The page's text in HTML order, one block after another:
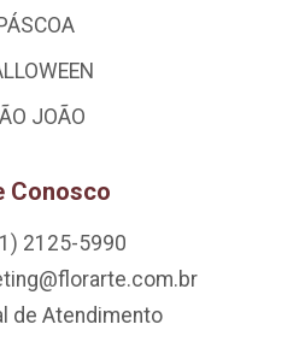
JOÃO
Conosco
2125-5990
de Atendimento